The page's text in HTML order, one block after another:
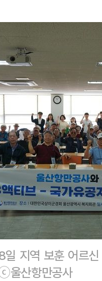
일 지역 보훈 어르
울산항만공사